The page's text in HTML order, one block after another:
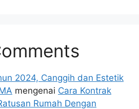
2024, Canggih dan Estetik
mengenai Cara Kontrak
Rumah Dengan